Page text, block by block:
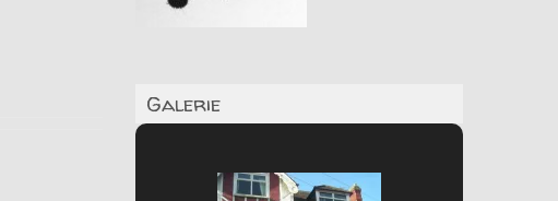
Galerie